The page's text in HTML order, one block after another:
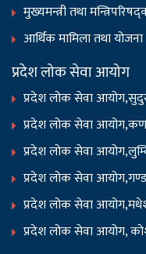
मुख्यमन्त्री तथा
आर्थिक मामिला तथा योजना
प्रदेश लोक सेवा आयोग
प्रदेश लोक सेवा
प्रदेश लोक सेवा
प्रदेश लोक सेवा
प्रदेश लोक सेवा
प्रदेश लोक सेवा
प्रदेश लोक सेवा आयोग,